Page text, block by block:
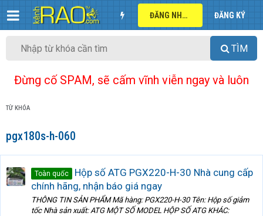
ĐĂNG NHẬP ĐĂNG KÝ
TÌM
Đừng cố SPAM, sẽ cấm vĩnh viễn ngay và luôn
TỪ KHÓA
pgx180s-h-060
Toàn quốc
Hộp số ATG PGX220-H-30 Nhà cung cấp
chính hãng, nhận báo giá ngay
THÔNG TIN SẢN PHẨM Mã hàng: PGX220-H-30 Tên: Hộp số giảm
tốc Nhà sản xuất: ATG MỘT SỐ MODEL HỘP SỐ ATG KHÁC: